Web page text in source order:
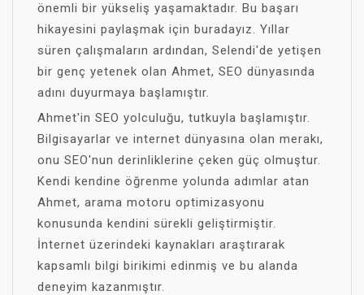
önemli bir yükseliş yaşamaktadır. Bu başarı
hikayesini paylaşmak için buradayız. Yıllar
süren çalışmaların ardından, Selendi'de yetişen
bir genç yetenek olan Ahmet, SEO dünyasında
adını duyurmaya başlamıştır.
Ahmet'in SEO yolculuğu, tutkuyla başlamıştır.
Bilgisayarlar ve internet dünyasına olan merakı,
onu SEO'nun derinliklerine çeken güç olmuştur.
Kendi kendine öğrenme yolunda adımlar atan
Ahmet, arama motoru optimizasyonu
konusunda kendini sürekli geliştirmiştir.
İnternet üzerindeki kaynakları araştırarak
kapsamlı bilgi birikimi edinmiş ve bu alanda
deneyim kazanmıştır.